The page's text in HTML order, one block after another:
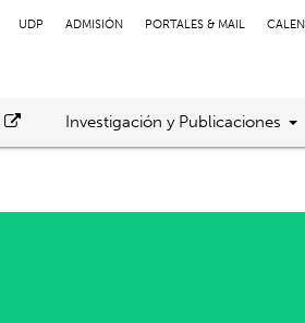
UDP ADMISIÓN PORTALES & MAIL
Investigación y Publicaciones